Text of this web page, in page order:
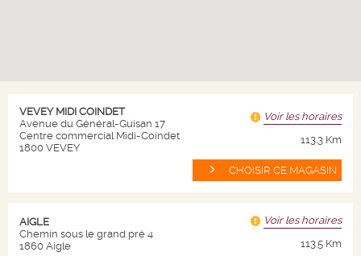
-
AJOUTER AU PANIER
VEVEY MIDI COINDET
Avenue du Général-Guisan 17
Centre commercial Midi-Coindet
1800 VEVEY
Voir les horaires
113.3 Km
CHOISIR CE MAGASIN
AIGLE
Chemin sous le grand pré 4
1860 Aigle
Voir les horaires
113.5 Km